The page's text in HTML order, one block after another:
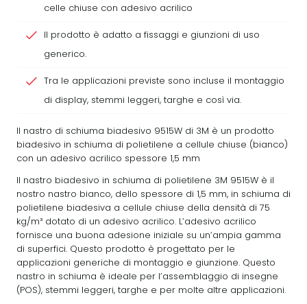
celle chiuse con adesivo acrilico
Il prodotto è adatto a fissaggi e giunzioni di uso
generico.
Tra le applicazioni previste sono incluse il montaggio
di display, stemmi leggeri, targhe e così via.
Il nastro di schiuma biadesivo 9515W di 3M è un prodotto
biadesivo in schiuma di polietilene a cellule chiuse (bianco)
con un adesivo acrilico spessore 1,5 mm
Il nastro biadesivo in schiuma di polietilene 3M 9515W è il
nostro nastro bianco, dello spessore di 1,5 mm, in schiuma di
polietilene biadesiva a cellule chiuse della densità di 75
kg/m³ dotato di un adesivo acrilico. L’adesivo acrilico
fornisce una buona adesione iniziale su un’ampia gamma
di superfici. Questo prodotto è progettato per le
applicazioni generiche di montaggio e giunzione. Questo
nastro in schiuma è ideale per l’assemblaggio di insegne
(POS), stemmi leggeri, targhe e per molte altre applicazioni.